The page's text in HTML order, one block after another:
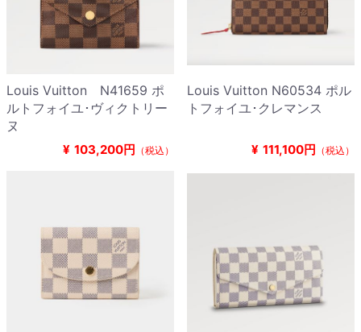
Louis Vuitton N41659 ポ
ルトフォイユ･ヴィクトリー
ヌ
¥ 103,200円 （税込）
Louis Vuitton N60534 ポル
トフォイユ･クレマンス
¥ 111,100円 （税込）